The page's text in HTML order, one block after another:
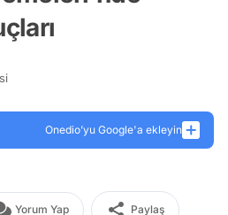
Onedio’yu Google'a ekleyin
Yorum Yap Paylaş